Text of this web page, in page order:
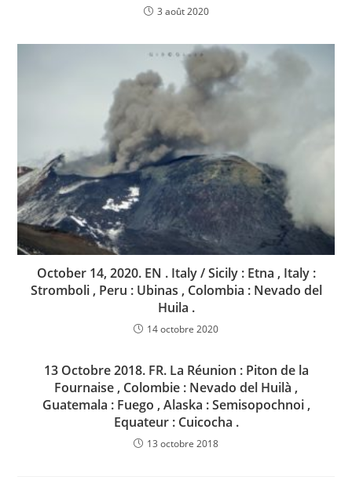
3 août 2020
October 14, 2020. EN . Italy / Sicily : Etna , Italy :
Stromboli , Peru : Ubinas , Colombia : Nevado del
Huila .
14 octobre 2020
13 Octobre 2018. FR. La Réunion : Piton de la
Fournaise , Colombie : Nevado del Huilà ,
Guatemala : Fuego , Alaska : Semisopochnoi ,
Equateur : Cuicocha .
13 octobre 2018